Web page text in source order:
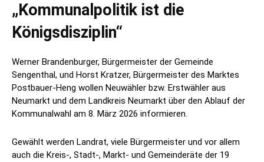
„Kommunalpolitik ist die
Königsdisziplin“
Werner Brandenburger, Bürgermeister der Gemeinde
Sengenthal, und Horst Kratzer, Bürgermeister des Marktes
Postbauer-Heng wollen Neuwähler bzw. Erstwähler aus
Neumarkt und dem Landkreis Neumarkt über den Ablauf der
Kommunalwahl am 8. März 2026 informieren.
Gewählt werden Landrat, viele Bürgermeister und vor allem
auch die Kreis-, Stadt-, Markt- und Gemeinderäte der 19